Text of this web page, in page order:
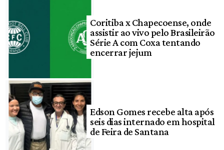
Coritiba x Chapecoense, onde
assistir ao vivo pelo Brasileirão
Série A com Coxa tentando
encerrar jejum
Edson Gomes recebe alta após
seis dias internado em hospital
de Feira de Santana